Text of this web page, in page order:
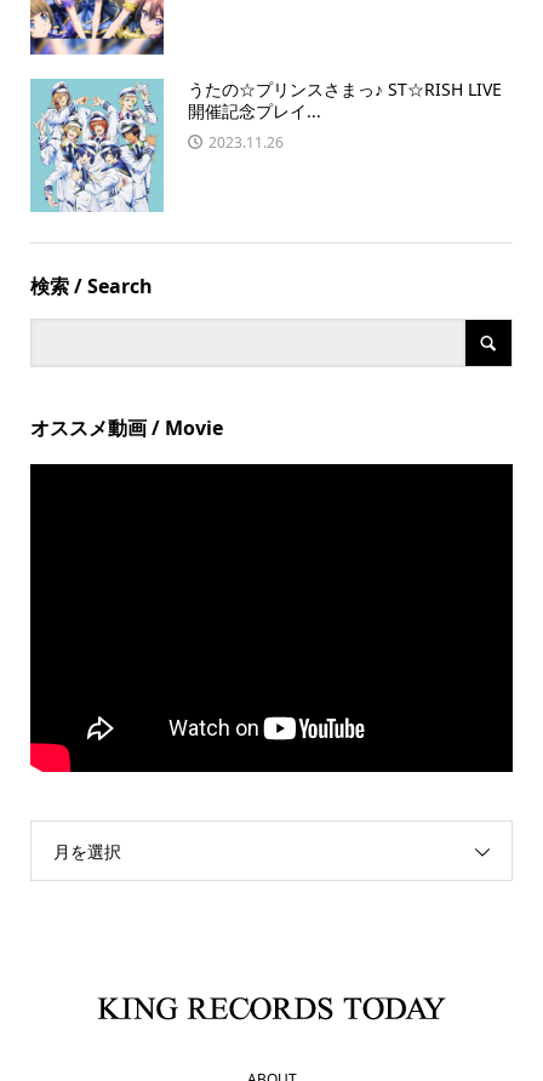
うたの☆プリンスさまっ♪ ST☆RISH LIVE
開催記念プレイ...
2023.11.26
検索 / Search
オススメ動画 / Movie
月を選択